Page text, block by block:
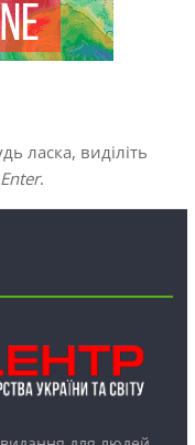
ласка, виділіть
.